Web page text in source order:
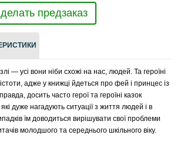
предзаказ
— усі вони ніби схожі на нас, людей. Та героїні
адже у книжці йдеться про фей і принцес із
досить часто герої та героїні казок
дуже нагадують ситуації з життя людей і в
їм доводиться вирішувати свої проблеми
молодшого та середнього шкільного віку.